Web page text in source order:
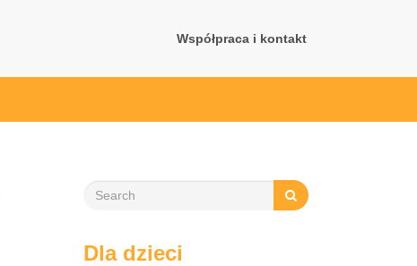
Współpraca i kontakt
Dla dzieci